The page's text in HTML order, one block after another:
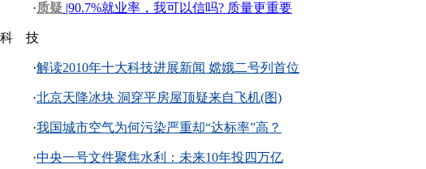
·质疑 |90.7%就业率，我可以信吗? 质量更重要
科 技
·解读2010年十大科技进展新闻 嫦娥二号列首位
·北京天降冰块 洞穿平房屋顶疑来自飞机(图)
·我国城市空气为何污染严重却“达标率”高？
·中央一号文件聚焦水利：未来10年投四万亿